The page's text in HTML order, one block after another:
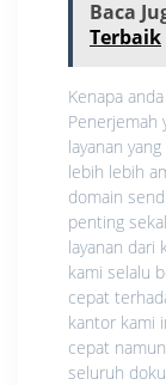
Baca
Terbaik
Kenapa
Penerjemah
layanan
lebih lebih
domain
penting
layanan dari
kami selalu
cepat
kantor kami
cepat
seluruh